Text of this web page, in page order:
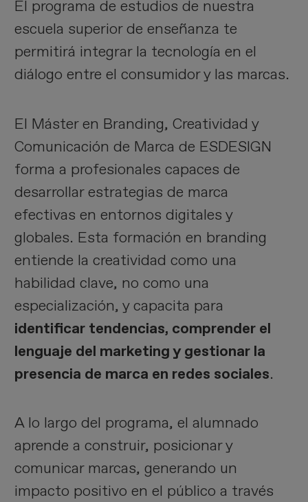
El programa de estudios de nuestra
escuela superior de enseñanza te
permitirá integrar la tecnología en el
diálogo entre el consumidor y las marcas.
El Máster en Branding, Creatividad y
Comunicación de Marca de ESDESIGN
forma a profesionales capaces de
desarrollar estrategias de marca
efectivas en entornos digitales y
globales. Esta formación en branding
entiende la creatividad como una
habilidad clave, no como una
especialización, y capacita para
identificar tendencias, comprender el
lenguaje del marketing y gestionar la
presencia de marca en redes sociales.
A lo largo del programa, el alumnado
aprende a construir, posicionar y
comunicar marcas, generando un
impacto positivo en el público a través